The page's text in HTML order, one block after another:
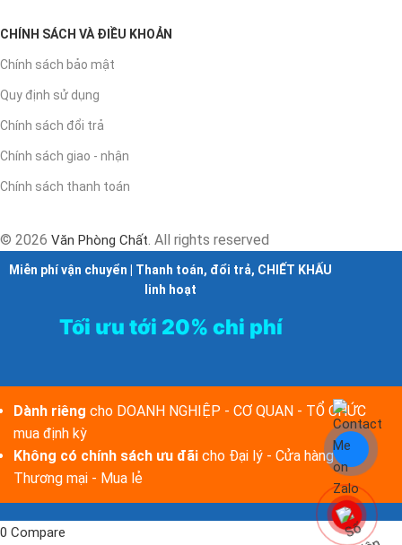
CHÍNH SÁCH VÀ ĐIỀU KHOẢN
Chính sách bảo mật
Quy định sử dụng
Chính sách đổi trả
Chính sách giao - nhận
Chính sách thanh toán
© 2026 Văn Phòng Chất. All rights reserved
Miễn phí vận chuyển | Thanh toán, đổi trả, CHIẾT KHẤU
linh hoạt
Tối ưu tới 20% chi phí
Dành riêng cho DOANH NGHIỆP - CƠ QUAN - TỔ CHỨC
mua định kỳ
Không có chính sách ưu đãi cho Đại lý - Cửa hàng -
Thương mại - Mua lẻ
0 Compare